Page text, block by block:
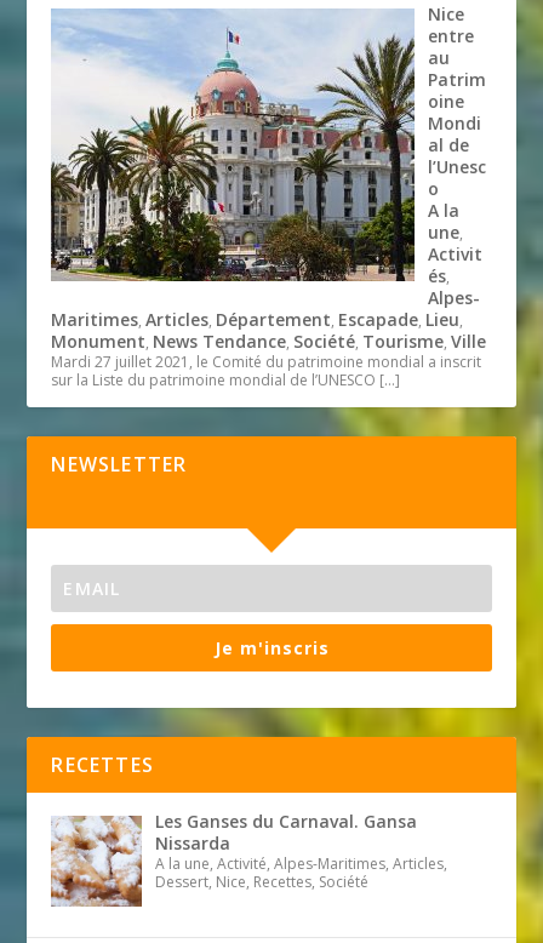
Nice
entre
au
Patrim
oine
Mondi
al de
l’Unesc
o
A la
une,
Activit
és,
Alpes-
Maritimes,Articles, Département, Escapade, Lieu,
Monument, News Tendance, Société, Tourisme,Ville
Mardi 27 juillet 2021, le Comité du patrimoine mondial a inscrit
sur la Liste du patrimoine mondial de l’UNESCO […]
NEWSLETTER
Je m'inscris
RECETTES
Les Ganses du Carnaval. Gansa
Nissarda
A la une, Activité, Alpes-Maritimes, Articles,
Dessert, Nice, Recettes, Société